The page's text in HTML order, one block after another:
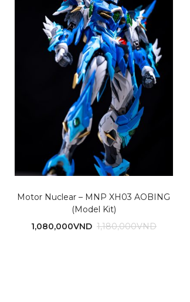
Motor Nuclear – MNP XH03 AOBING
(Model Kit)
1,080,000VND 1,180,000VND